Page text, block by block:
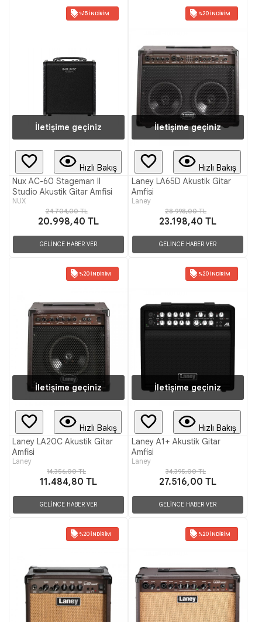
%15 İNDIRIM
İletişime geçiniz
Hızlı Bakış
Nux AC-60 Stageman II
Studio Akustik Gitar Amfisi
NUX
24.704,00 TL
20.998,40 TL
GELİNCE HABER VER
%20 İNDIRIM
İletişime geçiniz
Hızlı Bakış
Laney LA65D Akustik Gitar
Amfisi
Laney
28.998,00 TL
23.198,40 TL
GELİNCE HABER VER
%20 İNDIRIM
İletişime geçiniz
Hızlı Bakış
Laney LA20C Akustik Gitar
Amfisi
Laney
14.356,00 TL
11.484,80 TL
GELİNCE HABER VER
%20 İNDIRIM
İletişime geçiniz
Hızlı Bakış
Laney A1+ Akustik Gitar
Amfisi
Laney
34.395,00 TL
27.516,00 TL
GELİNCE HABER VER
%20 İNDIRIM %20 İNDIRIM